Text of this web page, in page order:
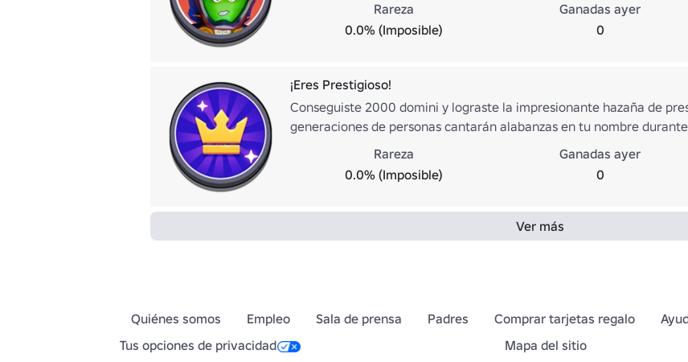
Rareza
0.0% (Imposible)
Ganadas ayer
0
¡Eres Prestigioso!
Conseguiste 2000 domini y lograste la impresionante hazaña de
generaciones de personas cantarán alabanzas en tu nombre
Rareza
0.0% (Imposible)
Ganadas ayer
0
Ver más
Quiénes somos Empleo Sala de prensa Padres Comprar tarjetas regalo
Tus opciones de privacidad
Mapa del sitio